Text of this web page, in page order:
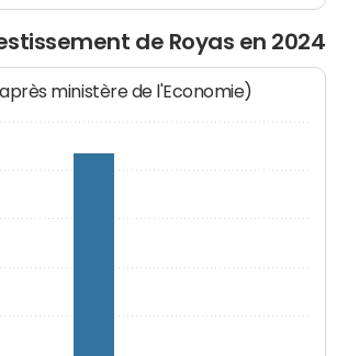
de Royas en 2024
ministère de l'Economie)